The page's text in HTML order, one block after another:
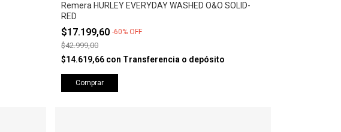
Remera HURLEY EVERYDAY WASHED O&O SOLID-
RED
$17.199,60 -60% OFF
$42.999,00
$14.619,66 con Transferencia o depósito
Comprar